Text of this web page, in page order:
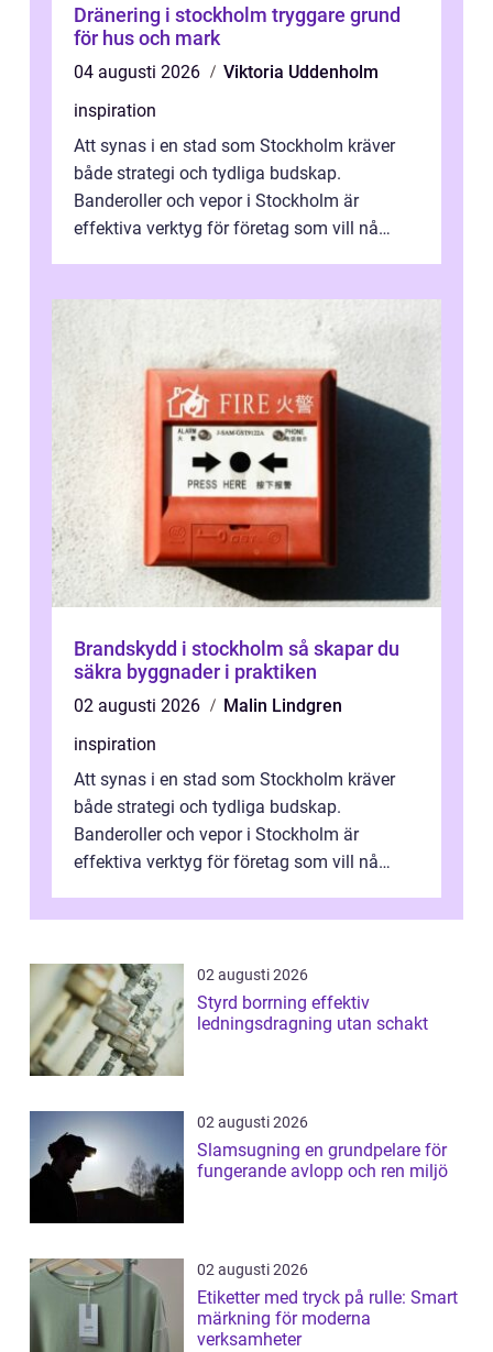
Dränering i stockholm tryggare grund
för hus och mark
04 augusti 2026
Viktoria Uddenholm
inspiration
Att synas i en stad som Stockholm kräver
både strategi och tydliga budskap.
Banderoller och vepor i Stockholm är
effektiva verktyg för företag som vill nå
Brandskydd i stockholm så skapar du
säkra byggnader i praktiken
02 augusti 2026
Malin Lindgren
inspiration
Att synas i en stad som Stockholm kräver
både strategi och tydliga budskap.
Banderoller och vepor i Stockholm är
effektiva verktyg för företag som vill nå
02 augusti 2026
Styrd borrning effektiv
ledningsdragning utan schakt
02 augusti 2026
Slamsugning en grundpelare för
fungerande avlopp och ren miljö
02 augusti 2026
Etiketter med tryck på rulle: Smart
märkning för moderna
verksamheter